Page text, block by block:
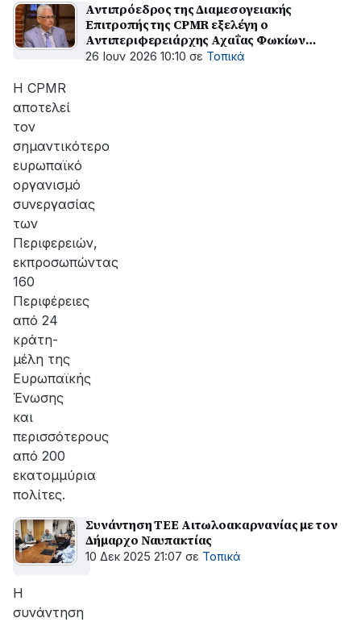
Αντιπρόεδρος της Διαμεσογειακής
Επιτροπής της CPMR εξελέγη ο
Αντιπεριφερειάρχης Αχαΐας Φωκίων
Ζαΐμης
26 Ιουν 2026 10:10 σε Τοπικά
Η CPMR
αποτελεί
τον
σημαντικότερο
ευρωπαϊκό
οργανισμό
συνεργασίας
των
Περιφερειών,
εκπροσωπώντας
160
Περιφέρειες
από 24
κράτη-
μέλη της
Ευρωπαϊκής
Ένωσης
και
περισσότερους
από 200
εκατομμύρια
πολίτες.
Συνάντηση ΤΕΕ Αιτωλοακαρνανίας με τον
Δήμαρχο Ναυπακτίας
10 Δεκ 2025 21:07 σε Τοπικά
H
συνάντηση